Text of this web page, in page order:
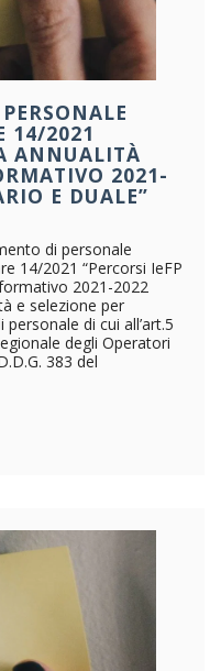
14/2021
ANNUALITÀ
2021-
E DUALE”
di personale
14/2021 “Percorsi IeFP
2021-2022
e selezione per
di cui all’art.5
degli Operatori
383 del